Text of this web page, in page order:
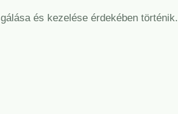
és kezelése érdekében történik.